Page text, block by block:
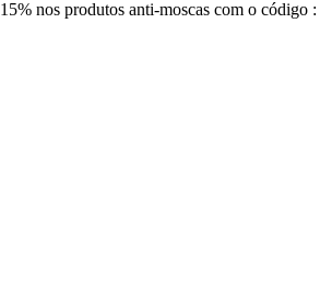
15% nos produtos anti-moscas com o código :